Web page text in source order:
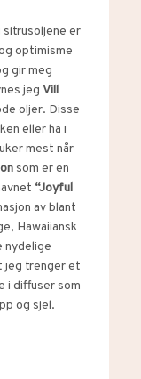
er
optimisme
gir meg
jeg Vill
oljer. Disse
eller ha i
mest når
som er en
“Joyful
av blant
Hawaiiansk
nydelige
jeg trenger et
i diffuser som
og sjel.